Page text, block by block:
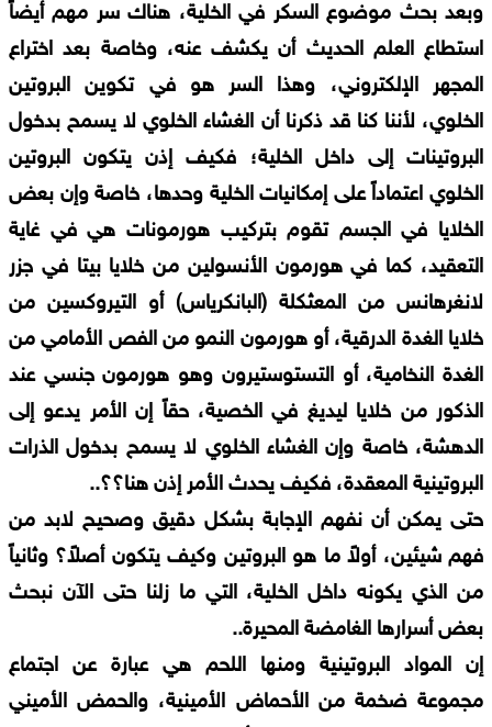
وبعد بحث موضوع السكر في الخلية، هناك سر مهم أيضاً
استطاع العلم الحديث أن يكشف عنه، وخاصة بعد اختراع
المجهر الإلكتروني، وهذا السر هو في تكوين البروتين
الخلوي، لأننا كنا قد ذكرنا أن الغشاء الخلوي لا يسمح بدخول
البروتينات إلى داخل الخلية؛ فكيف إذن يتكون البروتين
الخلوي اعتماداً على إمكانيات الخلية وحدها، خاصة وإن بعض
الخلايا في الجسم تقوم بتركيب هورمونات هي في غاية
التعقيد، كما في هورمون الأنسولين من خلايا بيتا في جزر
لانغرهانس من المعثكلة (البانكرياس) أو التيروكسين من
خلايا الغدة الدرقية، أو هورمون النمو من الفص الأمامي من
الغدة النخامية، أو التستوستيرون وهو هورمون جنسي عند
الذكور من خلايا ليديغ في الخصية، حقاً إن الأمر يدعو إلى
الدهشة، خاصة وإن الغشاء الخلوي لا يسمح بدخول الذرات
البروتينية المعقدة، فكيف يحدث الأمر إذن هنا؟؟..
حتى يمكن أن نفهم الإجابة بشكل دقيق وصحيح لابد من
فهم شيئين، أولاً ما هو البروتين وكيف يتكون أصلاً؟ وثانياً
من الذي يكونه داخل الخلية، التي ما زلنا حتى الآن نبحث
بعض أسرارها الغامضة المحيرة..
إن المواد البروتينية ومنها اللحم هي عبارة عن اجتماع
مجموعة ضخمة من الأحماض الأمينية، والحمض الأميني